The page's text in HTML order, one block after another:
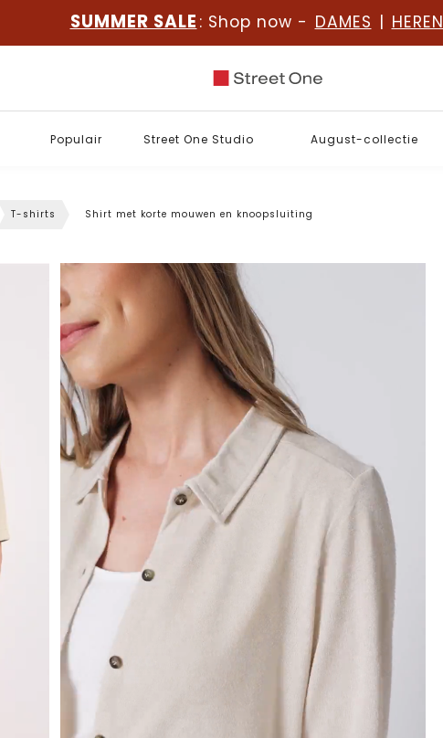
SUMMER SALE : Shop now - DAMES | HEREN
Populair Street One Studio August-collectie
T-shirts Shirt met korte mouwen en knoopsluiting